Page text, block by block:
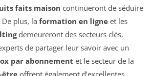
faits maison continueront de séduire
plus, la formation en ligne et les
demeureront des secteurs clés,
de partager leur savoir avec un
par abonnement et le secteur de la
être offrent également d’excellentes